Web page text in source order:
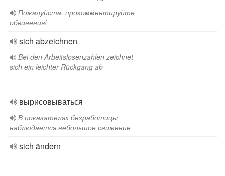
Пожалуйста, прокомментируйте
обвинения!
sich abzeichnen
Bei den Arbeitslosenzahlen zeichnet
sich ein leichter Rückgang ab
вырисовываться
В показателях безработицы
наблюдается небольшое снижение
sich ändern